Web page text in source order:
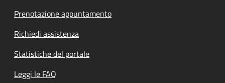
Prenotazione appuntamento
Richiedi assistenza
Statistiche del portale
Leggi le FAQ